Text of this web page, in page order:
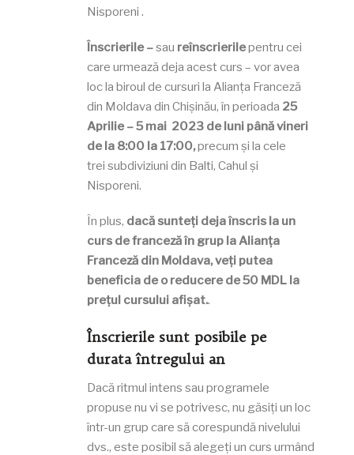
Nisporeni .
Înscrierile –sau reînscrierilepentru cei
care urmează deja acest curs – vor avea
loc la biroul de cursuri la Alianța Franceză
din Moldava din Chișinău, în perioada 25
Aprilie – 5 mai 2023 de luni până vineri
de la 8:00 la 17:00,precum și la cele
trei subdiviziuni din Balti, Cahul și
Nisporeni.
În plus, dacă sunteți deja înscris la un
curs de franceză în grup la Alianța
Franceză din Moldava, veți putea
beneficia de o reducere de 50 MDL la
prețul cursului afișat..
Înscrierile sunt posibile pe
durata întregului an
Dacă ritmul intens sau programele
propuse nu vi se potrivesc, nu găsiți un loc
într-un grup care să corespundă nivelului
dvs., este posibil să alegeți un curs urmând